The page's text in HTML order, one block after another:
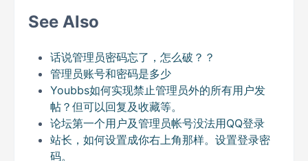
See Also
话说管理员密码忘了，怎么破？？
管理员账号和密码是多少
Youbbs如何实现禁止管理员外的所有用户发
帖？但可以回复及收藏等。
论坛第一个用户及管理员帐号没法用QQ登录
站长，如何设置成你右上角那样。设置登录密
码。